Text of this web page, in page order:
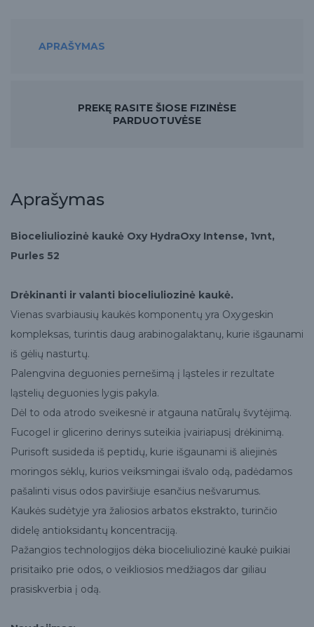
APRAŠYMAS
PREKĘ RASITE ŠIOSE FIZINĖSE
PARDUOTUVĖSE
Aprašymas
Bioceliuliozinė kaukė Oxy HydraOxy Intense, 1vnt,
Purles 52
Drėkinanti ir valanti bioceliuliozinė kaukė.
Vienas svarbiausių kaukės komponentų yra Oxygeskin
kompleksas, turintis daug arabinogalaktanų, kurie išgaunami
iš gėlių nasturtų.
Palengvina deguonies pernešimą į ląsteles ir rezultate
ląstelių deguonies lygis pakyla.
Dėl to oda atrodo sveikesnė ir atgauna natūralų švytėjimą.
Fucogel ir glicerino derinys suteikia įvairiapusį drėkinimą.
Purisoft susideda iš peptidų, kurie išgaunami iš aliejinės
moringos sėklų, kurios veiksmingai išvalo odą, padėdamos
pašalinti visus odos paviršiuje esančius nešvarumus.
Kaukės sudėtyje yra žaliosios arbatos ekstrakto, turinčio
didelę antioksidantų koncentraciją.
Pažangios technologijos dėka bioceliuliozinė kaukė puikiai
prisitaiko prie odos, o veikliosios medžiagos dar giliau
prasiskverbia į odą.